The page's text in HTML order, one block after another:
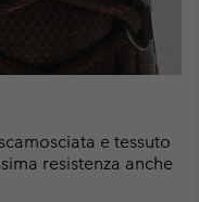
e tessuto
resistenza anche